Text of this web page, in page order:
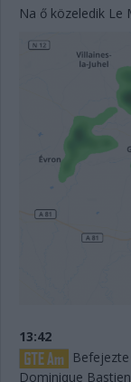
Na ő közeledik Le
13:42
Dominique